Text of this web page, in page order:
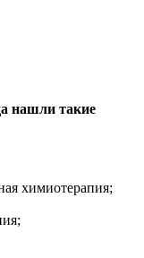
нашли такие
химиотерапия;